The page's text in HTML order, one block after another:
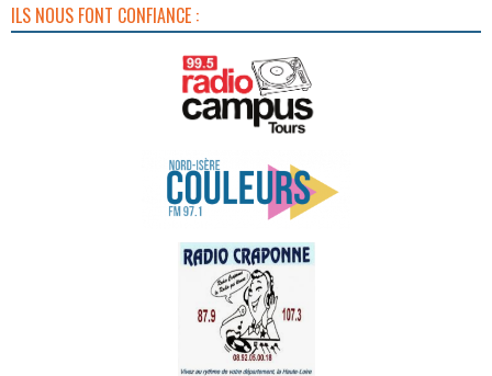
ILS NOUS FONT CONFIANCE :